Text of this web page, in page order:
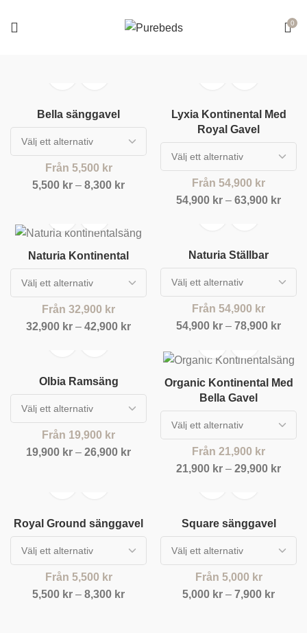
0
Bella sänggavel
Från 5,500 kr
5,500 kr – 8,300 kr
Lyxia Kontinental Med
Royal Gavel
Från 54,900 kr
54,900 kr – 63,900 kr
Naturia Kontinental
Från 32,900 kr
32,900 kr – 42,900 kr
Naturia Ställbar
Från 54,900 kr
54,900 kr – 78,900 kr
Olbia Ramsäng
Från 19,900 kr
19,900 kr – 26,900 kr
Organic Kontinental Med
Bella Gavel
Från 21,900 kr
21,900 kr – 29,900 kr
Royal Ground sänggavel
Från 5,500 kr
5,500 kr – 8,300 kr
Square sänggavel
Från 5,000 kr
5,000 kr – 7,900 kr